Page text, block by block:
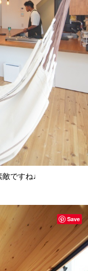
ですね♩
Save